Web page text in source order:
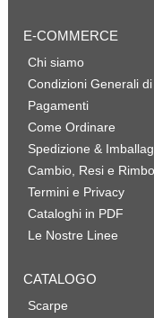
E-COMMERCE
Chi siamo
Condizioni Generali di
Pagamenti
Come Ordinare
Spedizione &
Cambio, Resi e
Termini e Privacy
Cataloghi in PDF
Le Nostre Linee
CATALOGO
Scarpe